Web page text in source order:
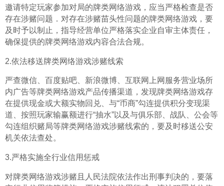
邀请特定玩家参加对局的牌类网络游戏，应当严格检查是否
存在涉赌问题．对存在涉赌苗头性问题的牌类网络游戏，要
及时予以制止，指导经营单位严格落实企业自审主体责任，
确保提供的牌类网络游戏内容合法合规。
2.依法移送牌类网络游戏涉赌线索
严查微信、百度贴吧、新浪微博、互联网上网服务营业场所
内广告等牌类网络游戏产品传播渠道，发现牌类网络游戏存
在提供现金或大额实物回兑、与“币商”勾连提供积分变现渠
道、按照玩家输赢额进行“抽水”以及与俱乐部、战队、公会等
勾连组织赌局等牌类网络游戏涉赌线索的，要及时移送公安
机关依法查处。
3.严格实施全行业信用惩戒
对牌类网络游戏涉赌且人民法院依法作出刑事判决的，要落